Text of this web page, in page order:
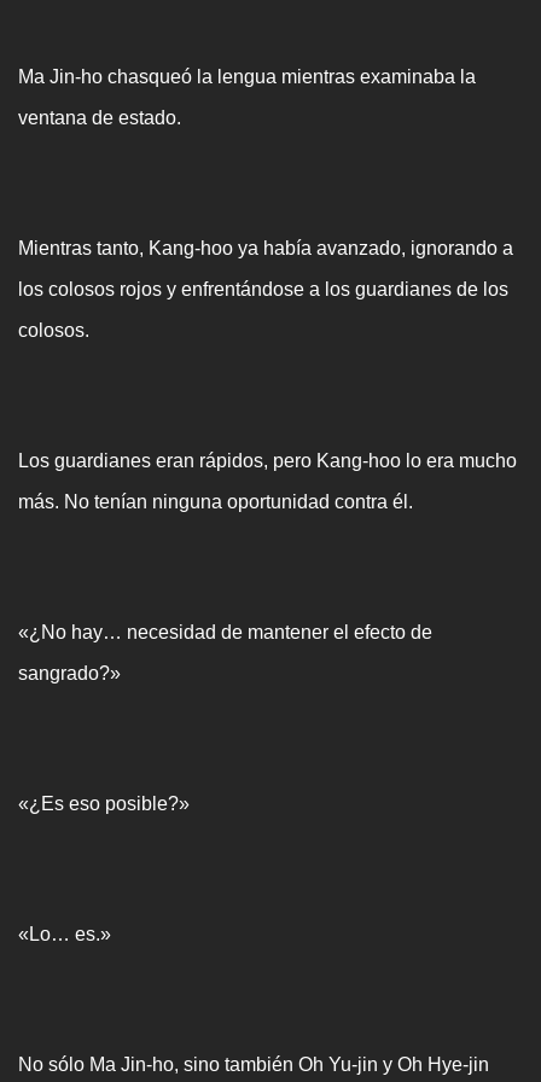
Ma Jin-ho chasqueó la lengua mientras examinaba la
ventana de estado.
Mientras tanto, Kang-hoo ya había avanzado, ignorando a
los colosos rojos y enfrentándose a los guardianes de los
colosos.
Los guardianes eran rápidos, pero Kang-hoo lo era mucho
más. No tenían ninguna oportunidad contra él.
«¿No hay… necesidad de mantener el efecto de
sangrado?»
«¿Es eso posible?»
«Lo… es.»
No sólo Ma Jin-ho, sino también Oh Yu-jin y Oh Hye-jin